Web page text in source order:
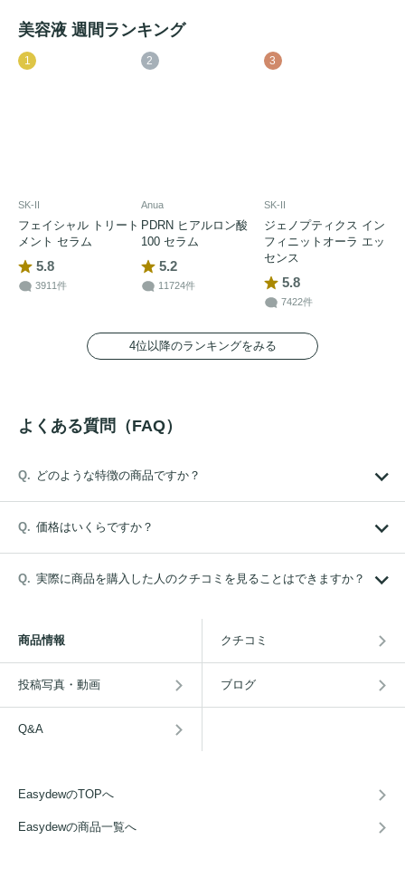
美容液 週間ランキング
1
SK-II
フェイシャル トリート
メント セラム
5.8
3911件
2
Anua
PDRN ヒアルロン酸
100 セラム
5.2
11724件
3
SK-II
ジェノプティクス イン
フィニットオーラ エッ
センス
5.8
7422件
4位以降のランキングをみる
よくある質問（FAQ）
どのような特徴の商品ですか？
価格はいくらですか？
実際に商品を購入した人のクチコミを見ることはできますか？
商品情報 クチコミ
投稿写真・動画 ブログ
Q&A
EasydewのTOPへ
Easydewの商品一覧へ